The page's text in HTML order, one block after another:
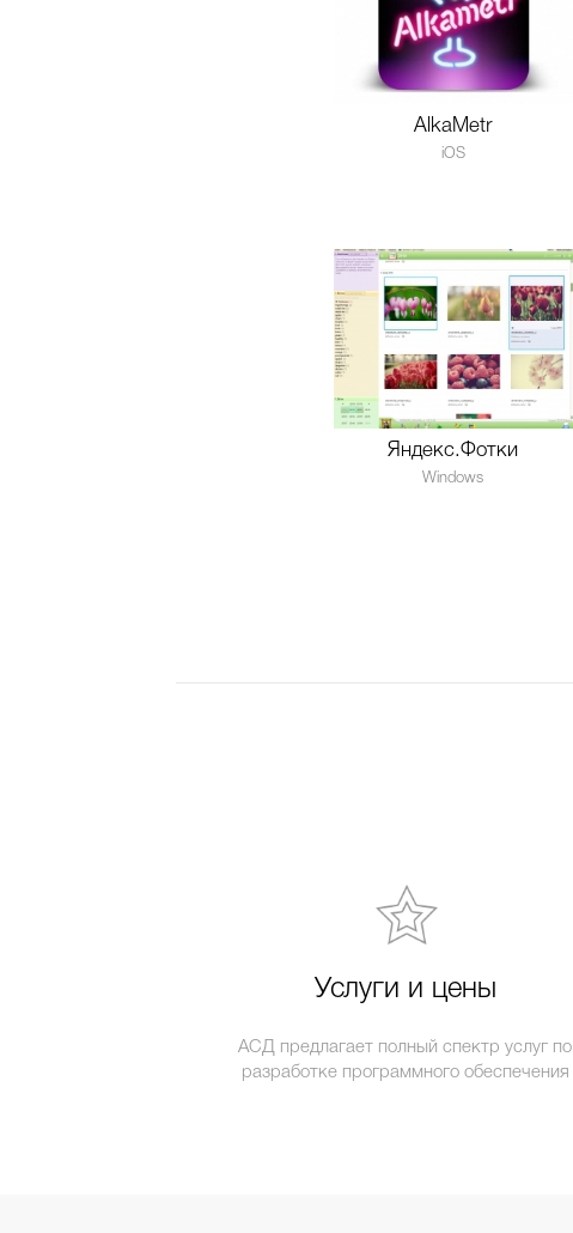
AlkaMetr
iOS
Яндекс.Фотки
Windows
Услуги и цены
АСД предлагает полный спектр услуг по
разработке программного обеспечения